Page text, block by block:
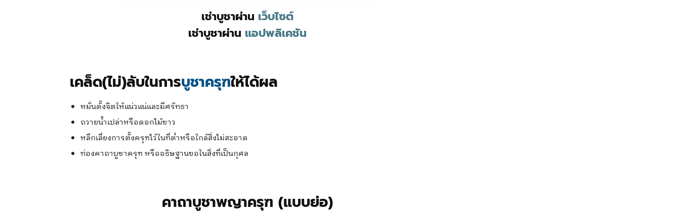
เช่าบูชาผ่าน เว็บไซต์
เช่าบูชาผ่าน แอปพลิเคชัน
เคล็ด(ไม่)ลับในการบูชาครุฑให้ได้ผล
หมั่นตั้งจิตให้แน่วแน่และมีศรัทธา
ถวายน้ำเปล่าหรือดอกไม้ขาว
หลีกเลี่ยงการตั้งครุฑไว้ในที่ต่ำหรือใกล้สิ่งไม่สะอาด
ท่องคาถาบูชาครุฑ หรืออธิษฐานขอในสิ่งที่เป็นกุศล
คาถาบูชาพญาครุฑ (แบบย่อ)